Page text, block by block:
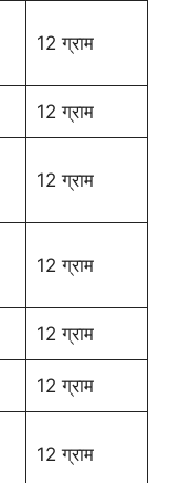
12 ग्राम
12 ग्राम
12 ग्राम
12 ग्राम
12 ग्राम
12 ग्राम
12 ग्राम